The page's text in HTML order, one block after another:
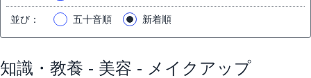
並び ： 五十音順 新着順
知識・教養 - 美容 - メイクアップ